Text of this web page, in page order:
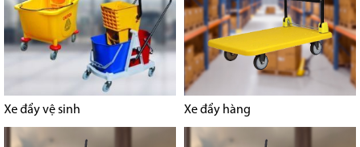
Xe đẩy vệ sinh Xe đẩy hàng